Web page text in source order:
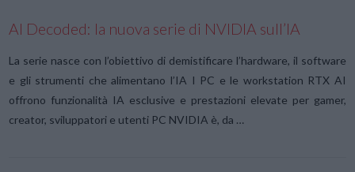
AI Decoded: la nuova serie di NVIDIA sull’IA
La serie nasce con l’obiettivo di demistificare l’hardware, il software
e gli strumenti che alimentano l’IA I PC e le workstation RTX AI
offrono funzionalità IA esclusive e prestazioni elevate per gamer,
creator, sviluppatori e utenti PC NVIDIA è, da …